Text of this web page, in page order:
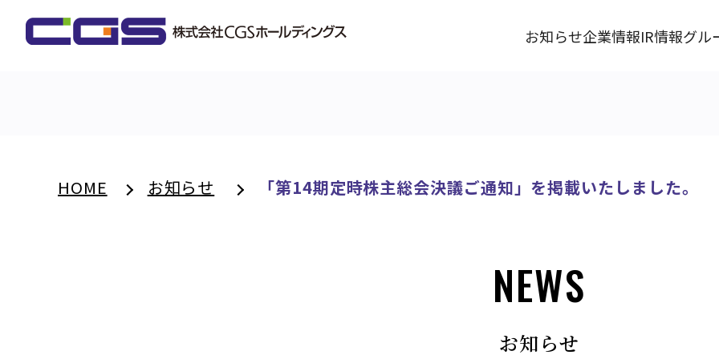
お知らせ企業情報IR情報グル
HOME お知らせ 「第14期定時株主総会決議ご通知」を掲載いたしました。
NEWS
お知らせ